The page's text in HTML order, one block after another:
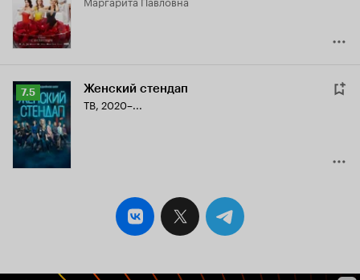
Рейтинг
Кинопоиска
7.5
7.5 Женский стендап
ТВ, 2020–...